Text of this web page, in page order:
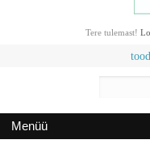
Tere tulemast!
Menüü